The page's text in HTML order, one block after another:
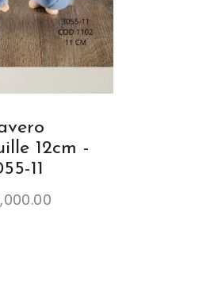
12cm -
11